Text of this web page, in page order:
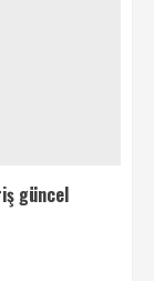
güncel